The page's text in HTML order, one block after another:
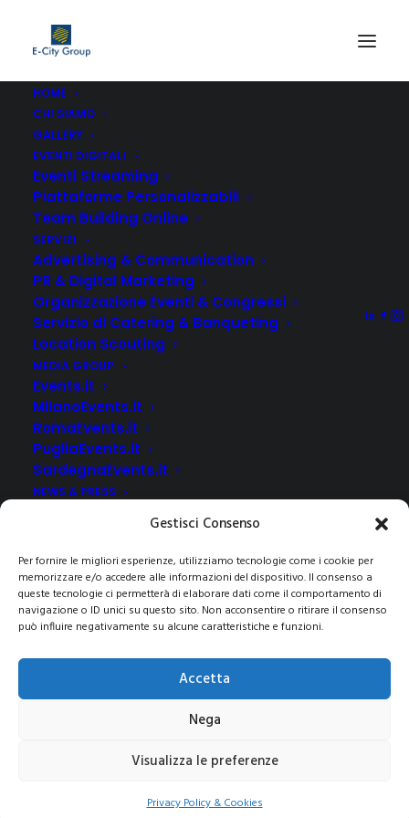
Gestisci Consenso
Per fornire le migliori esperienze, utilizziamo tecnologie come i cookie per
memorizzare e/o accedere alle informazioni del dispositivo. Il consenso a
queste tecnologie ci permetterà di elaborare dati come il comportamento di
navigazione o ID unici su questo sito. Non acconsentire o ritirare il consenso
può influire negativamente su alcune caratteristiche e funzioni.
Accetta
Nega
Visualizza le preferenze
Privacy Policy & Cookies
HOME
CHI SIAMO
GALLERY
EVENTI DIGITALI
Eventi Streaming
Piattaforme Personalizzabili
Team Building Online
SERVIZI
Advertising & Communication
PR & Digital Marketing
Organizzazione Eventi & Congressi
Servizio di Catering & Banqueting
Location Scouting
MEDIA GROUP
Events.it
MilanoEvents.it
RomaEvents.it
PugliaEvents.it
SardegnaEvents.it
NEWS & PRESS
Home Team Building Online
SEDE LEGALE:Via Privata Galeno 6, 20126 – Milano(MI)REA MI 2112156 – C.F.
Privacy e Cookie Policy